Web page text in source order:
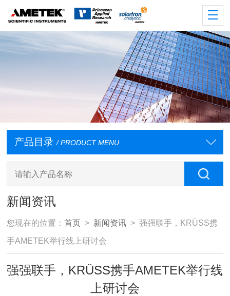
产品目录 / PRODUCT MENU
新闻资讯
您现在的位置：首页 > 新闻资讯 > 强强联手，KRÜSS携
手AMETEK举行线上研讨会
强强联手，KRÜSS携手AMETEK举行线
上研讨会